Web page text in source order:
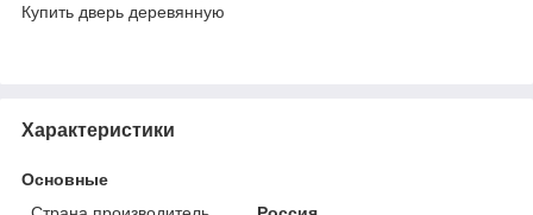
Купить дверь деревянную
Характеристики
Основные